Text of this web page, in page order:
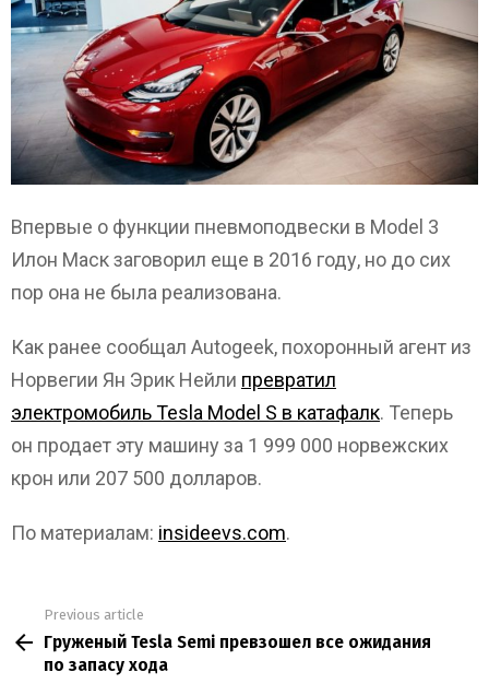
Впервые о функции пневмоподвески в Model 3
Илон Маск заговорил еще в 2016 году, но до сих
пор она не была реализована.
Как ранее сообщал Autogeek, похоронный агент из
Норвегии Ян Эрик Нейли превратил
электромобиль Tesla Model S в катафалк. Теперь
он продает эту машину за 1 999 000 норвежских
крон или 207 500 долларов.
По материалам: insideevs.com.
more
Previous article
Груженый Tesla Semi превзошел все ожидания
по запасу хода